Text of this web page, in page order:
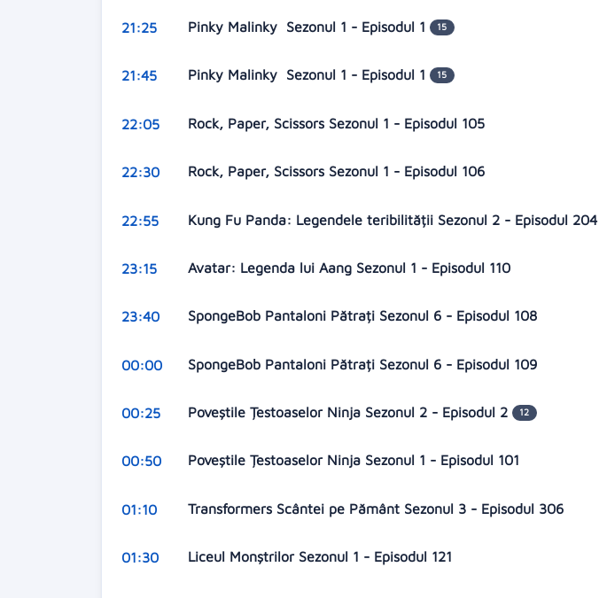
21:25 Pinky Malinky Sezonul 1 - Episodul 1 15
21:45 Pinky Malinky Sezonul 1 - Episodul 1 15
22:05 Rock, Paper, Scissors Sezonul 1 - Episodul 105
22:30 Rock, Paper, Scissors Sezonul 1 - Episodul 106
22:55 Kung Fu Panda: Legendele teribilității Sezonul 2 - Episodul 204
23:15 Avatar: Legenda lui Aang Sezonul 1 - Episodul 110
23:40 SpongeBob Pantaloni Pătrați Sezonul 6 - Episodul 108
00:00 SpongeBob Pantaloni Pătrați Sezonul 6 - Episodul 109
00:25 Poveștile Țestoaselor Ninja Sezonul 2 - Episodul 2 12
00:50 Poveștile Țestoaselor Ninja Sezonul 1 - Episodul 101
01:10 Transformers Scântei pe Pământ Sezonul 3 - Episodul 306
01:30 Liceul Monștrilor Sezonul 1 - Episodul 121